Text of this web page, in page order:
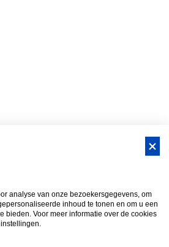
Gastvrijer in
Groepsuitje Brabant Teamuitje Brabant
Brabant
analyse van onze bezoekersgegevens, om
inhoud te tonen en om u een
bieden. Voor meer informatie over de cookies